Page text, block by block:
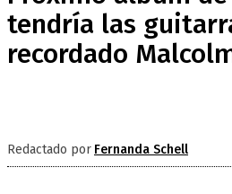
tendría las
recordado
Redactado por Fernanda Schell